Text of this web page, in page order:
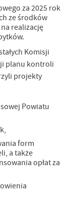
za 2025 rok
ze środków
na realizację
Komisji
planu kontroli
projekty
Powiatu
form
a także
opłat za